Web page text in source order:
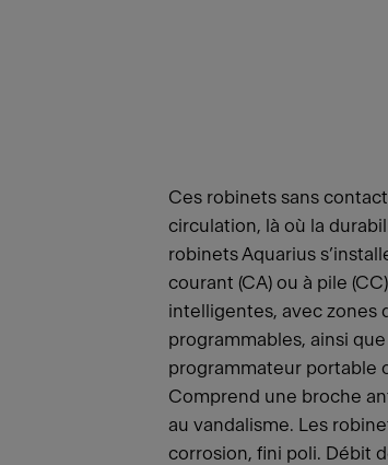
Ces robinets sans
circulation, là où la
robinets Aquarius
courant (CA) ou à pile
intelligentes, avec zones
programmables, ainsi
programmateur portable
Comprend une broche
au vandalisme. Les
corrosion, fini poli. Débit